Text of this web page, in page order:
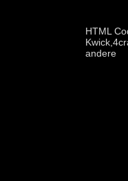
HTML
andere